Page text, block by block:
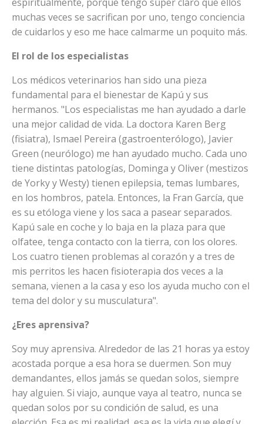
muchas veces se sacrifican por uno, tengo conciencia
de cuidarlos y eso me hace calmarme un poquito más.
El rol de los especialistas
Los médicos veterinarios han sido una pieza
fundamental para el bienestar de Kapú y sus
hermanos. "Los especialistas me han ayudado a darle
una mejor calidad de vida. La doctora Karen Berg
(fisiatra), Ismael Pereira (gastroenterólogo), Javier
Green (neurólogo) me han ayudado mucho. Cada uno
tiene distintas patologías, Dominga y Oliver (mestizos
de Yorky y Westy) tienen epilepsia, temas lumbares,
en los hombros, patela. Entonces, la Fran García, que
es su etóloga viene y los saca a pasear separados.
Kapú sale en coche y lo baja en la plaza para que
olfatee, tenga contacto con la tierra, con los olores.
Los cuatro tienen problemas al corazón y a tres de
mis perritos les hacen fisioterapia dos veces a la
semana, vienen a la casa y eso los ayuda mucho con el
tema del dolor y su musculatura".
¿Eres aprensiva?
Soy muy aprensiva. Alrededor de las 21 horas ya estoy
acostada porque a esa hora se duermen. Son muy
demandantes, ellos jamás se quedan solos, siempre
hay alguien. Si viajo, aunque vaya al teatro, nunca se
quedan solos por su condición de salud, es una